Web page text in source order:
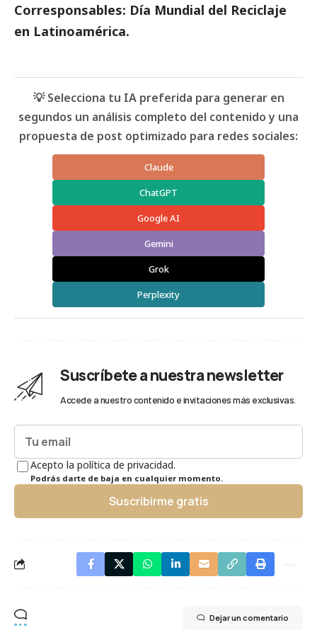
Corresponsables: Día Mundial del Reciclaje
en Latinoamérica.
💡 Selecciona tu IA preferida para generar en
segundos un análisis completo del contenido y una
propuesta de post optimizado para redes sociales:
Claude
ChatGPT
Google AI
Gemini
Grok
Perplexity
Suscríbete a nuestra newsletter
Accede a nuestro contenido e invitaciones más exclusivas.
Acepto la política de privacidad.
Podrás darte de baja en cualquier momento.
Suscribirme gratis
Dejar un comentario